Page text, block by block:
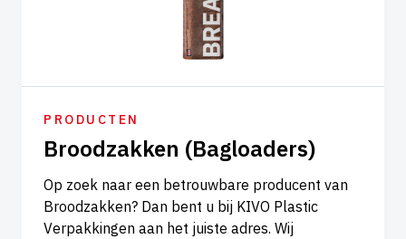
PRODUCTEN
Broodzakken (Bagloaders)
Op zoek naar een betrouwbare producent van
Broodzakken? Dan bent u bij KIVO Plastic
Verpakkingen aan het juiste adres. Wij